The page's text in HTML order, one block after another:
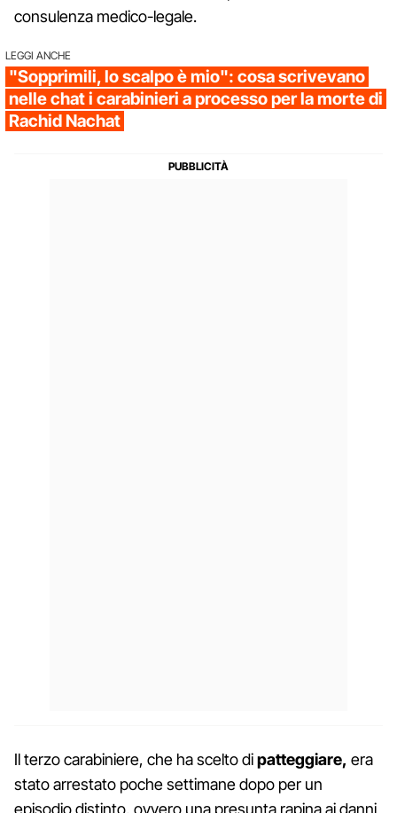
consulenza medico-legale.
LEGGI ANCHE
"Sopprimili, lo scalpo è mio": cosa scrivevano
nelle chat i carabinieri a processo per la morte di
Rachid Nachat
Il terzo carabiniere, che ha scelto dipatteggiare, era
stato arrestato poche settimane dopo per un
episodio distinto, ovvero una presunta rapina ai danni